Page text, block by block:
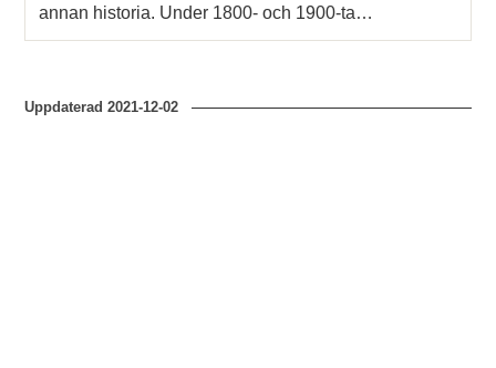
annan historia. Under 1800- och 1900-ta…
Uppdaterad2021-12-02